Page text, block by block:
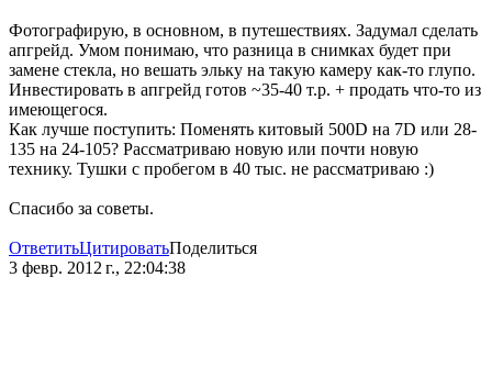
Фотографирую, в основном, в путешествиях. Задумал сделать
апгрейд. Умом понимаю, что разница в снимках будет при
замене стекла, но вешать эльку на такую камеру как-то глупо.
Инвестировать в апгрейд готов ~35-40 т.р. + продать что-то из
имеющегося.
Как лучше поступить: Поменять китовый 500D на 7D или 28-
135 на 24-105? Рассматриваю новую или почти новую
технику. Тушки с пробегом в 40 тыс. не рассматриваю :)
Спасибо за советы.
ОтветитьЦитироватьПоделиться
3 февр. 2012 г., 22:04:38